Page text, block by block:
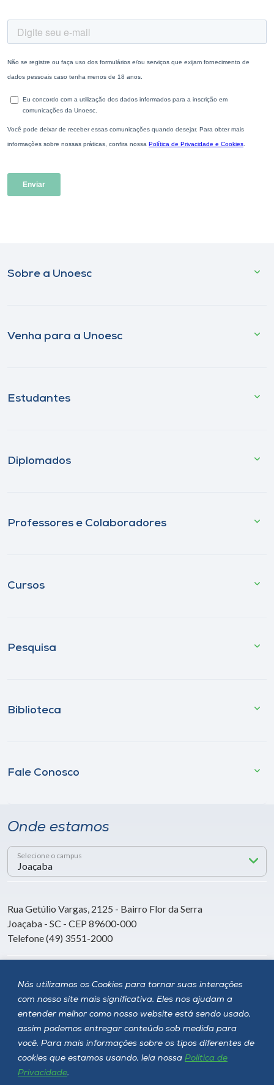
Nós utilizamos os Cookies para tornar suas interações
com nosso site mais significativa. Eles nos ajudam a
entender melhor como nosso website está sendo usado,
assim podemos entregar conteúdo sob medida para
você. Para mais informações sobre os tipos diferentes de
cookies que estamos usando, leia nossa Política de
Privacidade.
Sobre a Unoesc
Venha para a Unoesc
Estudantes
Diplomados
Professores e Colaboradores
Cursos
Pesquisa
Biblioteca
Fale Conosco
Onde estamos
Selecione o campus
Rua Getúlio Vargas, 2125 - Bairro Flor da Serra
Joaçaba - SC - CEP 89600-000
Telefone (49) 3551-2000
Siga a Unoesc